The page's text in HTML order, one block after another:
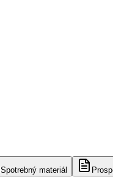
Spotrebný materiál